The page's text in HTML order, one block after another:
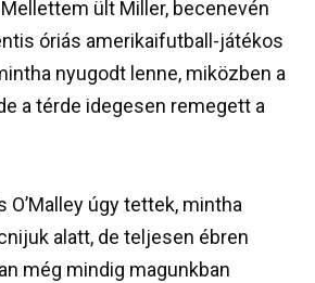
ült Miller, becenevén
óriás amerikaifutball-játékos
nyugodt lenne, miközben a
a térde idegesen remegett a
O’Malley úgy tettek, mintha
alatt, de teljesen ébren
még mindig magunkban